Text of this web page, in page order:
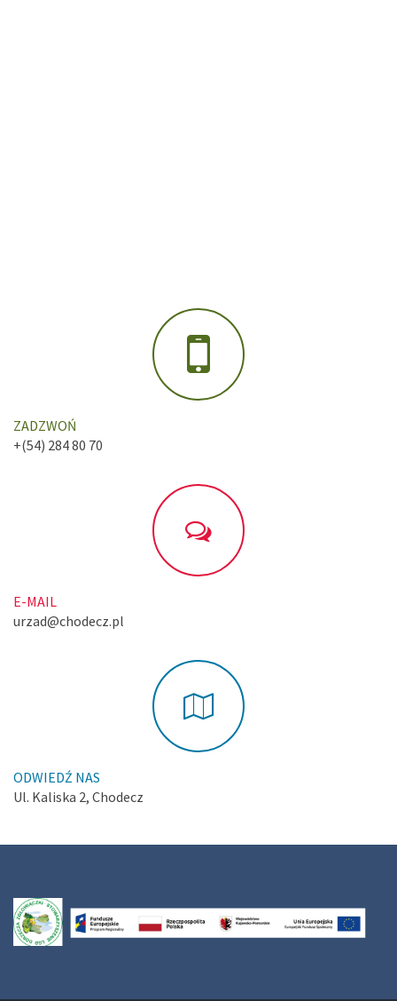
ZADZWOŃ
+(54) 284 80 70
E-MAIL
urzad@chodecz.pl
ODWIEDŹ NAS
Ul. Kaliska 2, Chodecz